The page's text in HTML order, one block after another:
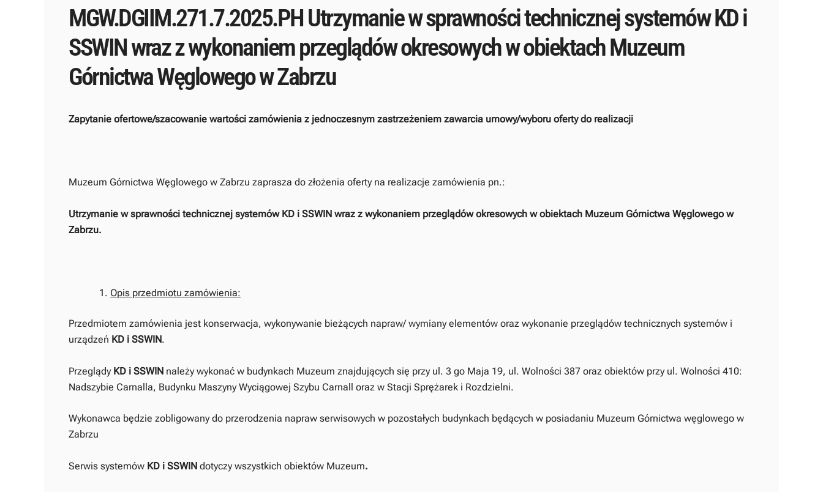
MGW.DGIIM.271.7.2025.PH Utrzymanie w sprawności technicznej systemów KD i
SSWIN wraz z wykonaniem przeglądów okresowych w obiektach Muzeum
Górnictwa Węglowego w Zabrzu
Zapytanie ofertowe/szacowanie wartości zamówienia z jednoczesnym zastrzeżeniem zawarcia umowy/wyboru oferty do realizacji
Muzeum Górnictwa Węglowego w Zabrzu zaprasza do złożenia oferty na realizacje zamówienia pn.:
Utrzymanie w sprawności technicznej systemów KD i SSWIN wraz z wykonaniem przeglądów okresowych w obiektach Muzeum Górnictwa Węglowego w
Zabrzu.
Opis przedmiotu zamówienia:
Przedmiotem zamówienia jest konserwacja, wykonywanie bieżących napraw/ wymiany elementów oraz wykonanie przeglądów technicznych systemów i
urządzeń KD i SSWIN.
Przeglądy KD i SSWIN należy wykonać w budynkach Muzeum znajdujących się przy ul. 3 go Maja 19, ul. Wolności 387 oraz obiektów przy ul. Wolności 410:
Nadszybie Carnalla, Budynku Maszyny Wyciągowej Szybu Carnall oraz w Stacji Sprężarek i Rozdzielni.
Wykonawca będzie zobligowany do przerodzenia napraw serwisowych w pozostałych budynkach będących w posiadaniu Muzeum Górnictwa węglowego w
Zabrzu
Serwis systemów KD i SSWIN dotyczy wszystkich obiektów Muzeum.